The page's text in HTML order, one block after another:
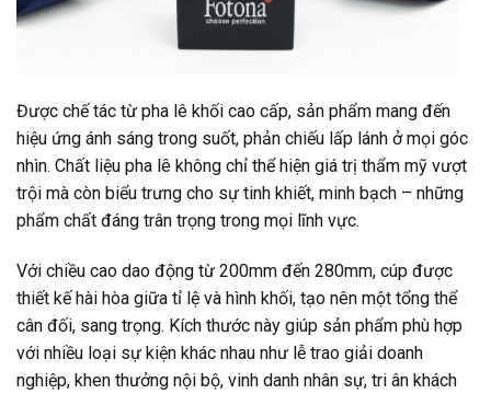
Được chế tác từ pha lê khối cao cấp, sản phẩm mang đến
hiệu ứng ánh sáng trong suốt, phản chiếu lấp lánh ở mọi góc
nhìn. Chất liệu pha lê không chỉ thể hiện giá trị thẩm mỹ vượt
trội mà còn biểu trưng cho sự tinh khiết, minh bạch – những
phẩm chất đáng trân trọng trong mọi lĩnh vực.
Với chiều cao dao động từ 200mm đến 280mm, cúp được
thiết kế hài hòa giữa tỉ lệ và hình khối, tạo nên một tổng thể
cân đối, sang trọng. Kích thước này giúp sản phẩm phù hợp
với nhiều loại sự kiện khác nhau như lễ trao giải doanh
nghiệp, khen thưởng nội bộ, vinh danh nhân sự, tri ân khách